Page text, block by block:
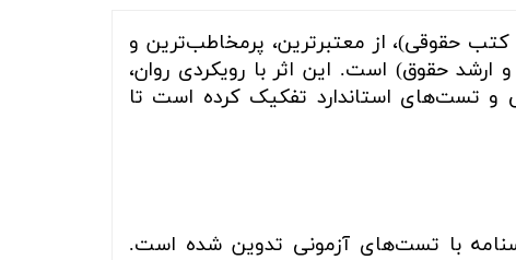
کتب حقوقی)، از معتبرترین، پرمخاطب‌ترین و
ارشد حقوق) است. این اثر با رویکردی روان،
و تست‌های استاندارد تفکیک کرده است تا
با تست‌های آزمونی تدوین شده است.